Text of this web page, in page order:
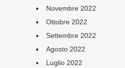
Novembre 2022
Ottobre 2022
Settembre 2022
Agosto 2022
Luglio 2022